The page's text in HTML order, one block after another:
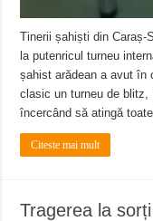
Tinerii șahiști din Caraș-
la putenricul turneu
șahist arădean a avut în
clasic un turneu de
încercând să atingă
Citeste mai mult
Tragerea la